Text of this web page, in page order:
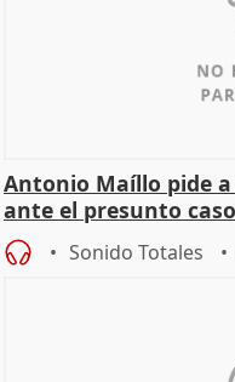
Antonio Maíllo pide
ante el presunto caso
Sonido Totales